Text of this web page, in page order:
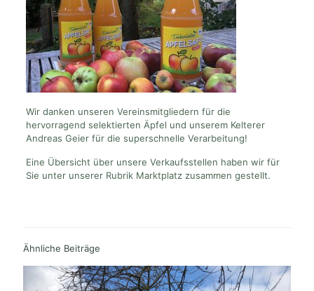
Wir danken unseren Vereinsmitgliedern für die
hervorragend selektierten Äpfel und unserem Kelterer
Andreas Geier für die superschnelle Verarbeitung!
Eine Übersicht über unsere Verkaufsstellen haben wir für
Sie unter unserer Rubrik Marktplatz zusammen gestellt.
Ähnliche Beiträge